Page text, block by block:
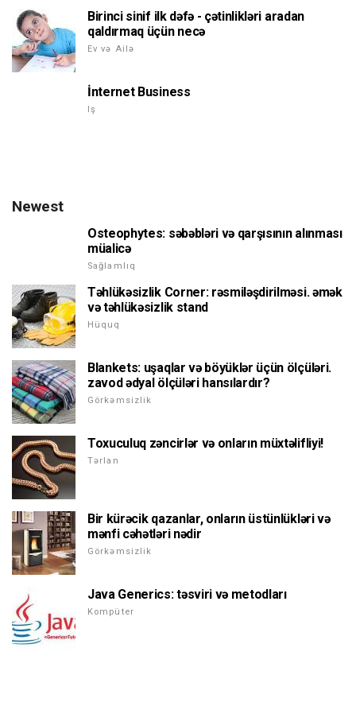
Birinci sinif ilk dəfə - çətinlikləri aradan
qaldırmaq üçün necə
Ev və Ailə
İnternet Business
Iş
Newest
Osteophytes: səbəbləri və qarşısının alınması
müalicə
Sağlamlıq
Təhlükəsizlik Corner: rəsmiləşdirilməsi. əmək
və təhlükəsizlik stand
Hüquq
Blankets: uşaqlar və böyüklər üçün ölçüləri.
zavod ədyal ölçüləri hansılardır?
Görkəmsizlik
Toxuculuq zəncirlər və onların müxtəlifliyi!
Tərlan
Bir kürəcik qazanlar, onların üstünlükləri və
mənfi cəhətləri nədir
Görkəmsizlik
Java Generics: təsviri və metodları
Kompüter